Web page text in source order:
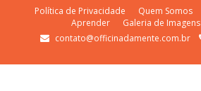
Política de Privacidade Quem Somos
Aprender
Galeria de Imagens
contato@officinadamente.com.br